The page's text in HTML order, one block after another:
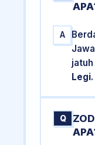
A
Legi.
Q